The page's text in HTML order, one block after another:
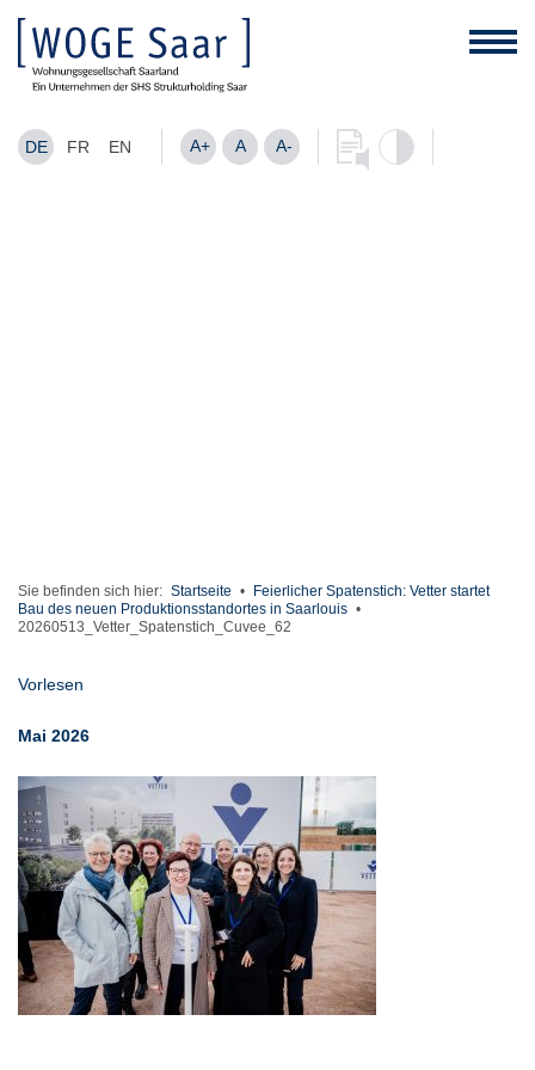
DE FR EN A+ A A-
Sie befinden sich hier: Startseite •
Feierlicher Spatenstich: Vetter startet
Bau des neuen Produktionsstandortes in Saarlouis •
20260513_Vetter_Spatenstich_Cuvee_62
Vorlesen
Mai 2026